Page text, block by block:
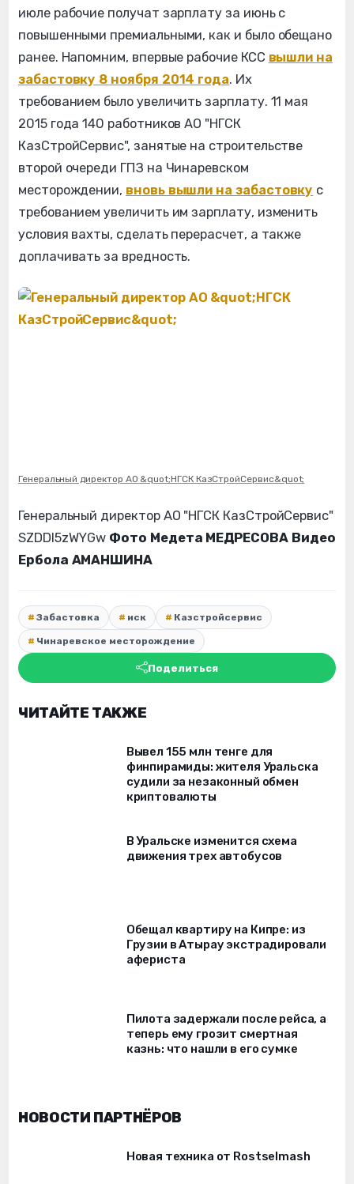
июле рабочие получат зарплату за июнь с
повышенными премиальными, как и было обещано
ранее. Напомним, впервые рабочие КСС вышли на
забастовку 8 ноября 2014 года. Их
требованием было увеличить зарплату. 11 мая
2015 года 140 работников АО "НГСК
КазСтройСервис", занятые на строительстве
второй очереди ГПЗ на Чинаревском
месторождении, вновь вышли на забастовку с
требованием увеличить им зарплату, изменить
условия вахты, сделать перерасчет, а также
доплачивать за вредность.
Генеральный директор АО &quot;НГСК КазСтройСервис&quot;
Генеральный директор АО "НГСК КазСтройСервис"
SZDDI5zWYGw Фото Медета МЕДРЕСОВА Видео
Ербола АМАНШИНА
Забастовка иск Казстройсервис
Чинаревское месторождение
Поделиться
ЧИТАЙТЕ ТАКЖЕ
Вывел 155 млн тенге для
финпирамиды: жителя Уральска
судили за незаконный обмен
криптовалюты
В Уральске изменится схема
движения трех автобусов
Обещал квартиру на Кипре: из
Грузии в Атырау экстрадировали
афериста
Пилота задержали после рейса, а
теперь ему грозит смертная
казнь: что нашли в его сумке
НОВОСТИ ПАРТНЁРОВ
Новая техника от Rostselmash